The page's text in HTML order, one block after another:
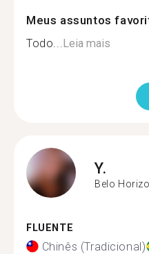
Meus assuntos
Todo...Leia mais
Y.
Belo
FLUENTE
Chinês (Tradicional)